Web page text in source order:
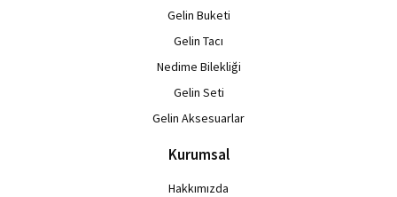
Gelin Buketi
Gelin Tacı
Nedime Bilekliği
Gelin Seti
Gelin Aksesuarlar
Kurumsal
Hakkımızda